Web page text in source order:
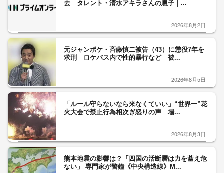
去 タレント・清水アキラさんの息子｜...
2026年8月2日
元ジャンポケ・斉藤慎二被告（43）に懲役7年を
求刑 ロケバス内で性的暴行など 被...
2026年8月5日
「ルール守らないなら来なくていい」“世界一”花
火大会で禁止行為相次ぎ怒りの声 場...
2026年8月3日
熊本地震の影響は？「四国の活断層は力を蓄え危
ない」 専門家が警鐘《中央構造線》M...